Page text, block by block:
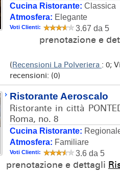
Cucina Ristorante: Classica
Atmosfera: Elegante
Voti Clienti: 3.67 da 5
prenotazione e
(Recensioni La Polveriera : 0;
recensioni: (0)
Ristorante Aeroscalo
Ristorante in città
Roma, no. 8
Cucina Ristorante:
Atmosfera: Familiare
Voti Clienti: 3.6 da 5
prenotazione e dettagli